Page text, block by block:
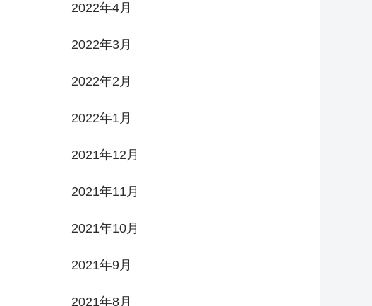
2022年4月
2022年3月
2022年2月
2022年1月
2021年12月
2021年11月
2021年10月
2021年9月
2021年8月